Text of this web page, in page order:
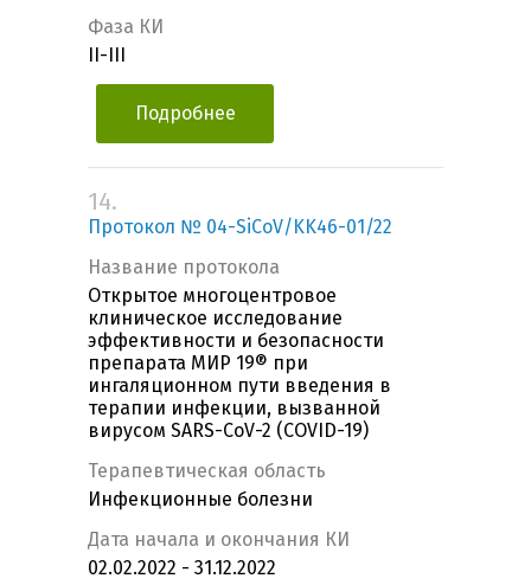
Фаза КИ
II-III
Подробнее
14.
Протокол № 04-SiCoV/KK46-01/22
Название протокола
Открытое многоцентровое
клиническое исследование
эффективности и безопасности
препарата МИР 19® при
ингаляционном пути введения в
терапии инфекции, вызванной
вирусом SARS-CoV-2 (COVID-19)
Терапевтическая область
Инфекционные болезни
Дата начала и окончания КИ
02.02.2022 - 31.12.2022